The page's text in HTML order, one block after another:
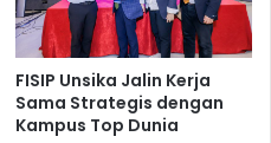
FISIP Unsika Jalin Kerja
Sama Strategis dengan
Kampus Top Dunia